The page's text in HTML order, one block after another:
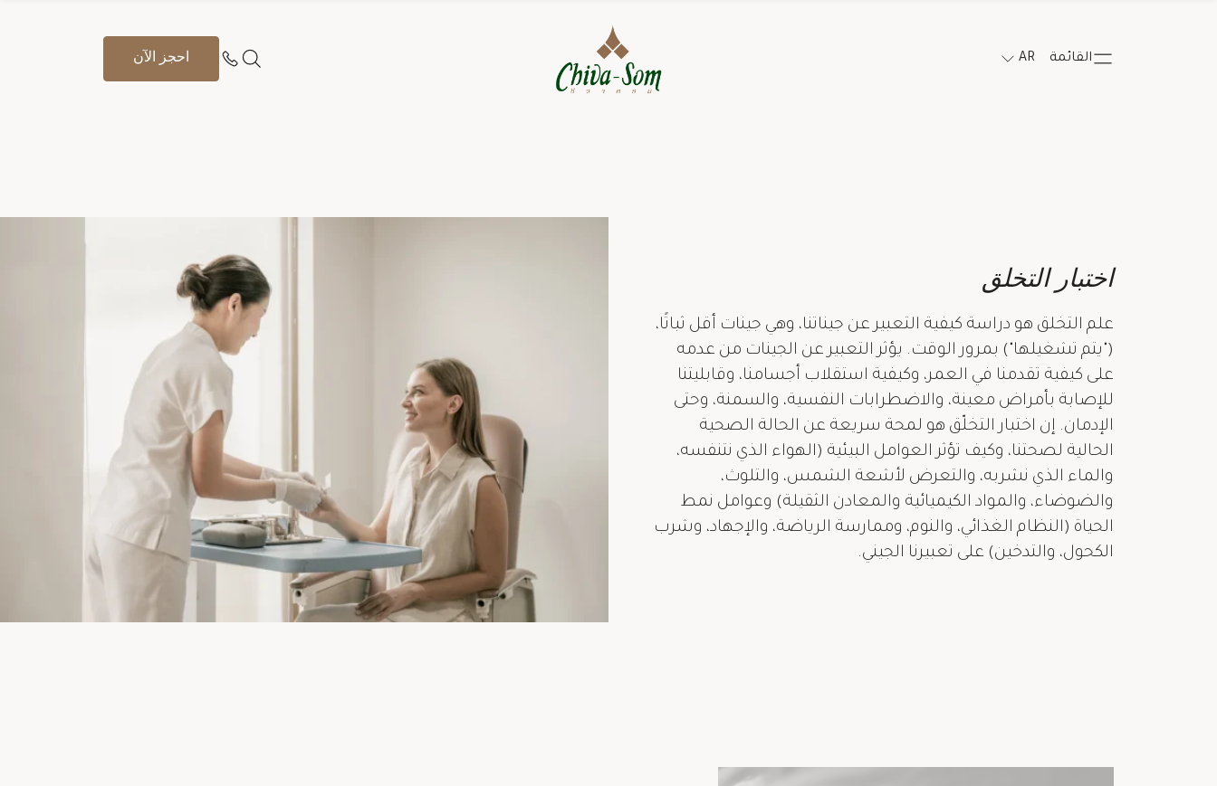
القائمة AR احجز الآن
اختبار التخلق
علم التخلق هو دراسة كيفية التعبير عن جيناتنا، وهي جينات أقل ثباتًا،
("يتم تشغيلها") بمرور الوقت. يؤثر التعبير عن الجينات من عدمه
على كيفية تقدمنا في العمر، وكيفية استقلاب أجسامنا، وقابليتنا
للإصابة بأمراض معينة، والاضطرابات النفسية، والسمنة، وحتى
الإدمان. إن اختبار التخلّق هو لمحة سريعة عن الحالة الصحية
الحالية لصحتنا، وكيف تؤثر العوامل البيئية (الهواء الذي نتنفسه،
والماء الذي نشربه، والتعرض لأشعة الشمس، والتلوث،
والضوضاء، والمواد الكيميائية والمعادن الثقيلة) وعوامل نمط
الحياة (النظام الغذائي، والنوم، وممارسة الرياضة، والإجهاد، وشرب
الكحول، والتدخين) على تعبيرنا الجيني.